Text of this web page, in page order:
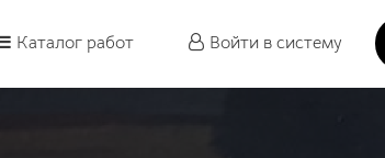
Каталог работ Войти в систему